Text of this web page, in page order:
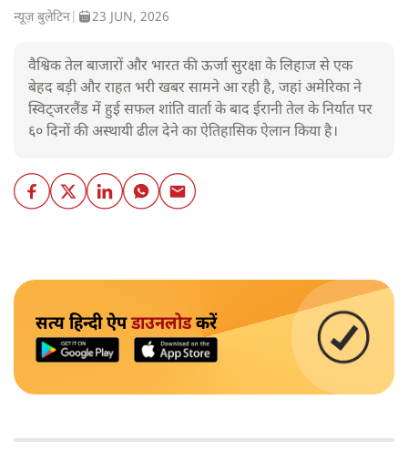
न्यूज़ बुलेटिन 23 JUN, 2026
वैश्विक तेल बाजारों और भारत की ऊर्जा सुरक्षा के लिहाज से एक
बेहद बड़ी और राहत भरी खबर सामने आ रही है, जहां अमेरिका ने
स्विट्जरलैंड में हुई सफल शांति वार्ता के बाद ईरानी तेल के निर्यात पर
६० दिनों की अस्थायी ढील देने का ऐतिहासिक ऐलान किया है।
सत्य हिन्दी ऐपडाउनलोडकरें